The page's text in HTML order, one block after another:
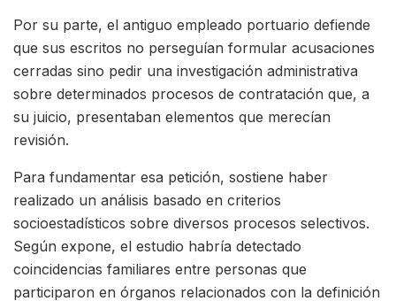
Por su parte, el antiguo empleado portuario defiende
que sus escritos no perseguían formular acusaciones
cerradas sino pedir una investigación administrativa
sobre determinados procesos de contratación que, a
su juicio, presentaban elementos que merecían
revisión.
Para fundamentar esa petición, sostiene haber
realizado un análisis basado en criterios
socioestadísticos sobre diversos procesos selectivos.
Según expone, el estudio habría detectado
coincidencias familiares entre personas que
participaron en órganos relacionados con la definición